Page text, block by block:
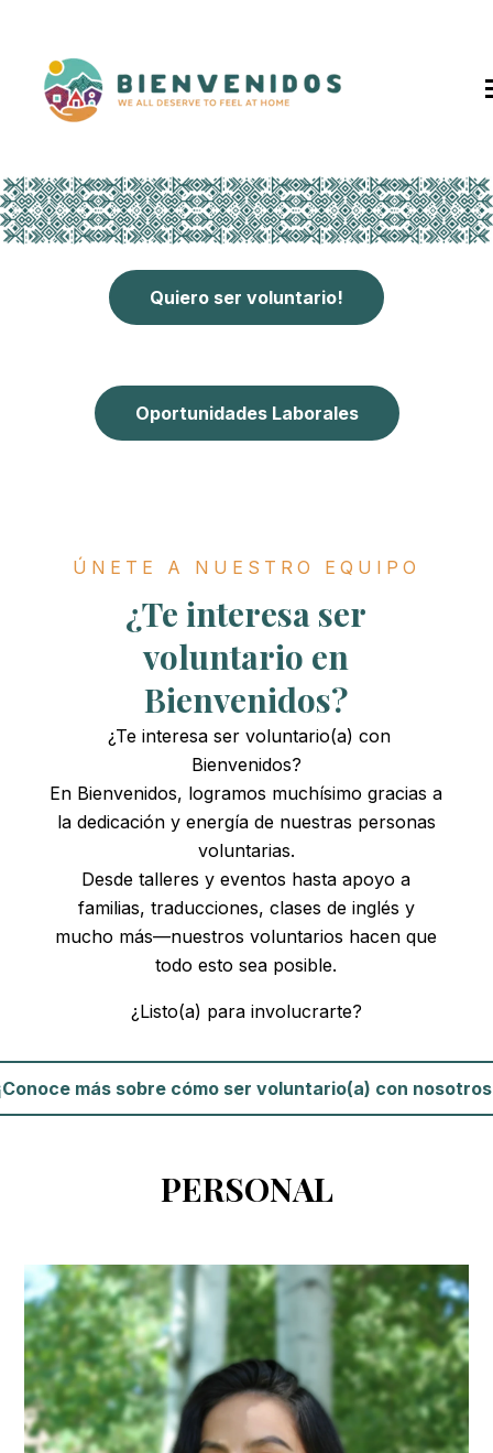
Inicio
Sobre nosotros
Nuestros programas
Recursos
Donar
Submit
Quiero ser voluntario!
Oportunidades Laborales
ÚNETE A NUESTRO EQUIPO
¿Te interesa ser
voluntario en
Bienvenidos?
¿Te interesa ser voluntario(a) con
Bienvenidos?
En Bienvenidos, logramos muchísimo gracias a
la dedicación y energía de nuestras personas
voluntarias.
Desde talleres y eventos hasta apoyo a
familias, traducciones, clases de inglés y
mucho más—nuestros voluntarios hacen que
todo esto sea posible.
¿Listo(a) para involucrarte?
más sobre cómo ser voluntario(a) con
PERSONAL